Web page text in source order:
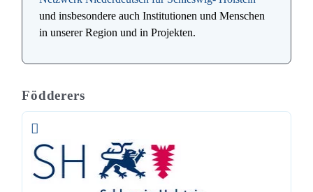
und insbesondere auch Institutionen und Menschen
in unserer Region und in Projekten.
Födderers